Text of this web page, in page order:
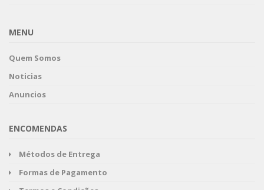
MENU
Quem Somos
Noticias
Anuncios
ENCOMENDAS
Métodos de Entrega
Formas de Pagamento